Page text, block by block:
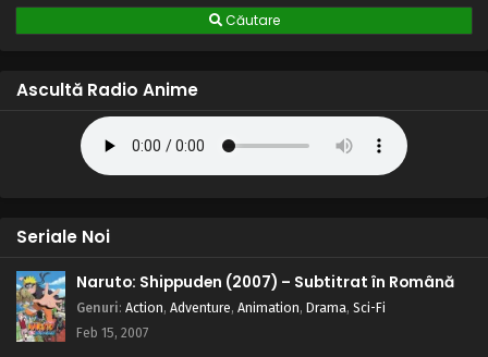
Căutare
Ascultă Radio Anime
Seriale Noi
Naruto: Shippuden (2007) – Subtitrat în Română
Genuri: Action, Adventure, Animation, Drama, Sci-Fi
Feb 15, 2007